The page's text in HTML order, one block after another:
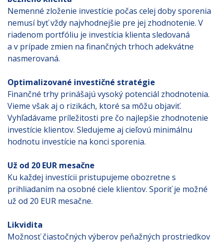
Nemenné zloženie investície počas celej doby sporenia
nemusí byť vždy najvhodnejšie pre jej zhodnotenie. V
riadenom portfóliu je investícia klienta sledovaná
a v prípade zmien na finančných trhoch adekvátne
nasmerovaná.
Optimalizované investičné stratégie
Finančné trhy prinášajú vysoký potenciál zhodnotenia.
Vieme však aj o rizikách, ktoré sa môžu objaviť.
Vyhľadávame príležitosti pre čo najlepšie zhodnotenie
investície klientov. Sledujeme aj cieľovú minimálnu
hodnotu investície na konci sporenia.
Už od 20 EUR mesačne
Ku každej investícii pristupujeme obozretne s
prihliadaním na osobné ciele klientov. Sporiť je možné
už od 20 EUR mesačne.
Likvidita
Možnosť čiastočných výberov peňažných prostriedkov